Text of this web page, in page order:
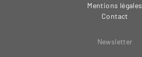
Mentions légales
Contact
Newsletter